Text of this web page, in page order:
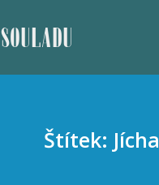
Štítek: Jícha